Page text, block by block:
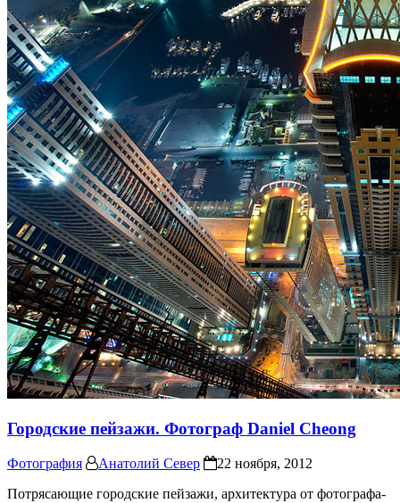
Городские пейзажи. Фотограф Daniel Cheong
Фотография Анатолий Север
22 ноября, 2012
Потрясающие городские пейзажи, архитектура от фотографа-